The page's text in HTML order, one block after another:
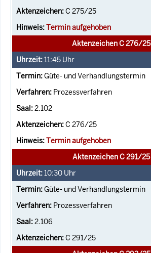
C 275/25
Termin aufgehoben
Aktenzeichen C 276/25
11:45 Uhr
Güte- und Verhandlungstermin
Prozessverfahren
2.102
C 276/25
Termin aufgehoben
Aktenzeichen C 291/25
10:30 Uhr
Güte- und Verhandlungstermin
Prozessverfahren
2.106
C 291/25